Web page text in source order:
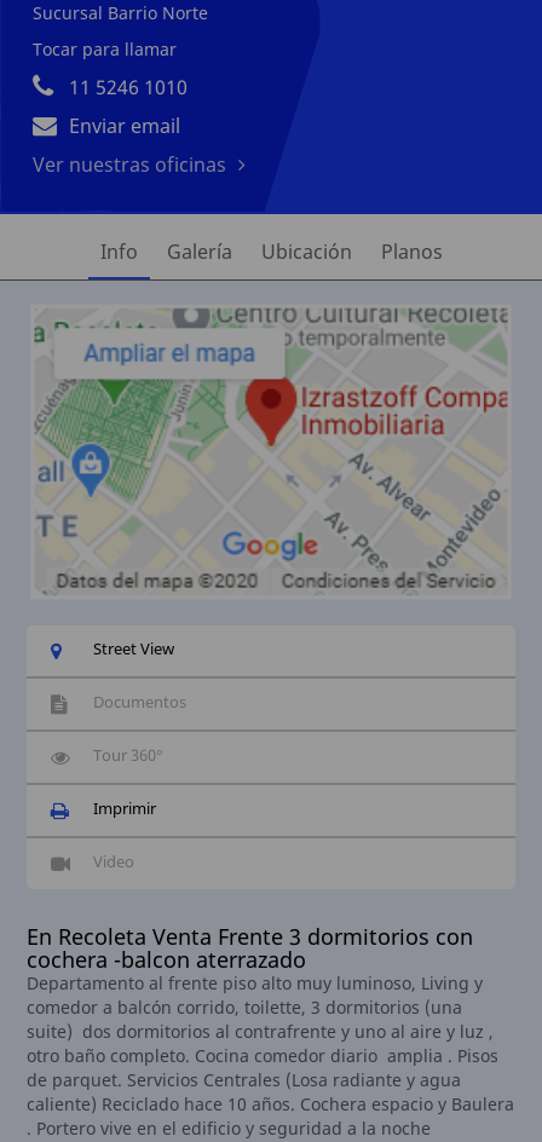
Sucursal Barrio Norte
Tocar para llamar
11 5246 1010
Enviar email
Ver nuestras oficinas
Info Galería Ubicación Planos
Street View
Documentos
Tour 360°
Imprimir
Video
En Recoleta Venta Frente 3 dormitorios con
cochera -balcon aterrazado
Departamento al frente piso alto muy luminoso, Living y
comedor a balcón corrido, toilette, 3 dormitorios (una
suite) dos dormitorios al contrafrente y uno al aire y luz ,
otro baño completo. Cocina comedor diario amplia . Pisos
de parquet. Servicios Centrales (Losa radiante y agua
caliente) Reciclado hace 10 años. Cochera espacio y Baulera
. Portero vive en el edificio y seguridad a la noche